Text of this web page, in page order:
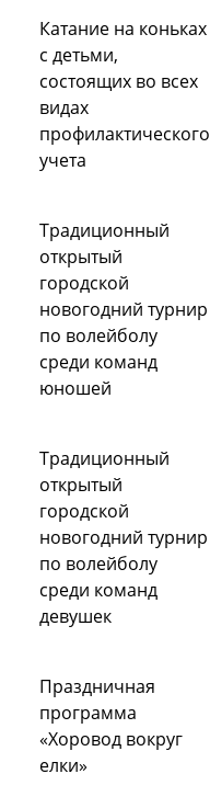
Катание на коньках
с детьми,
состоящих во всех
видах
профилактического
учета
Традиционный
открытый
городской
новогодний турнир
по волейболу
среди команд
юношей
Традиционный
открытый
городской
новогодний турнир
по волейболу
среди команд
девушек
Праздничная
программа
«Хоровод вокруг
елки»